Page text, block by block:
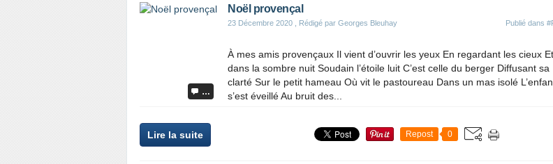
…
Noël provençal
23 Décembre 2020 , Rédigé par Georges Bleuhay Publié dans
À mes amis provençaux Il vient d’ouvrir les yeux En regardant les cieux Et
dans la sombre nuit Soudain l’étoile luit C’est celle du berger Diffusant sa
clarté Sur le petit hameau Où vit le pastoureau Dans un mas isolé
s’est éveillé Au bruit des...
Lire la suite Repost 0